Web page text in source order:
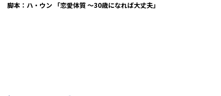
脚本：ハ・ウン 「恋愛体質 ～30歳になれば大丈夫」